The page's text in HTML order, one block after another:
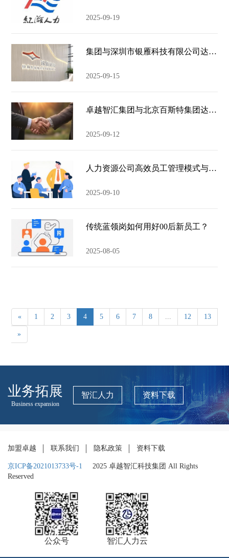
2025-09-19
集团与深圳市银雁科技有限公司达成委托代理招聘合作——人力资源服务伙伴生态再添新力
2025-09-15
卓越智汇集团与北京百斯特集团达成战略合作——人力资源服务业务版图再扩容
2025-09-12
人力资源公司高效员工管理模式与创新
2025-09-10
传统蓝领岗如何用好00后新员工？
2025-08-05
« 1 2 3 4 5 6 7 8 12 13
»
业务拓展
Business expansion
智汇人力 资料下载
加盟卓越 联系我们 隐私政策 资料下载
京ICP备2021013733号-1
2025 卓越智汇科技集团 All Rights
Reserved
公众号 智汇人力云